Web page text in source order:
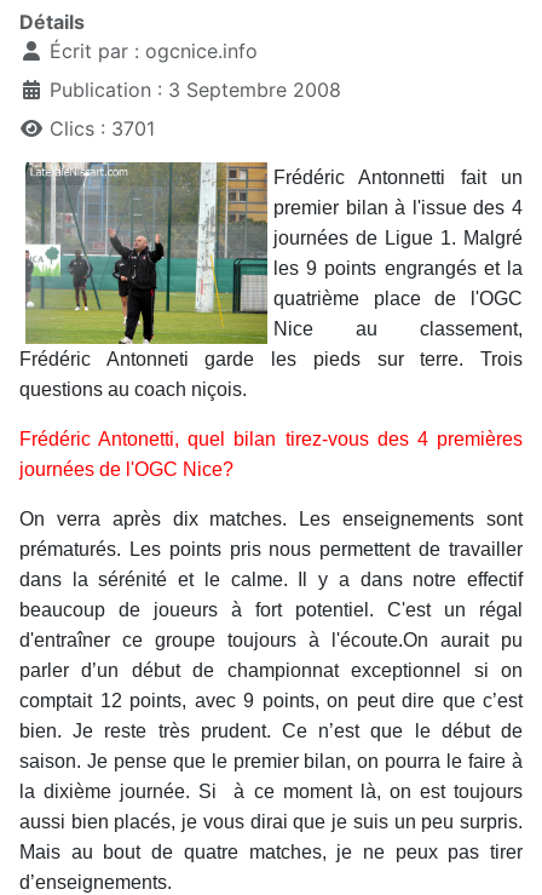
Détails
Écrit par : ogcnice.info
Publication : 3 Septembre 2008
Clics : 3701
Frédéric Antonnetti fait un
premier bilan à l'issue des 4
journées de Ligue 1. Malgré
les 9 points engrangés et la
quatrième place de l'OGC
Nice au classement,
Frédéric Antonneti garde les pieds sur terre. Trois
questions au coach niçois.
Frédéric Antonetti, quel bilan tirez-vous des 4 premières
journées de l'OGC Nice?
On verra après dix matches. Les enseignements sont
prématurés. Les points pris nous permettent de travailler
dans la sérénité et le calme. Il y a dans notre effectif
beaucoup de joueurs à fort potentiel. C'est un régal
d'entraîner ce groupe toujours à l'écoute.On aurait pu
parler d’un début de championnat exceptionnel si on
comptait 12 points, avec 9 points, on peut dire que c’est
bien. Je reste très prudent. Ce n’est que le début de
saison. Je pense que le premier bilan, on pourra le faire à
la dixième journée. Si à ce moment là, on est toujours
aussi bien placés, je vous dirai que je suis un peu surpris.
Mais au bout de quatre matches, je ne peux pas tirer
d’enseignements.